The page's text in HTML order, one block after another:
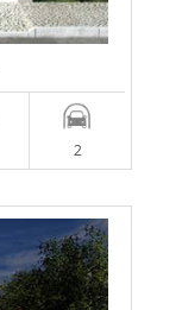
2